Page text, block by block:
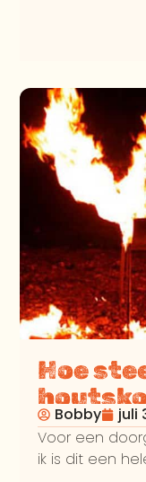
Hoe
Bobby
juli
Voor een
ik is dit een